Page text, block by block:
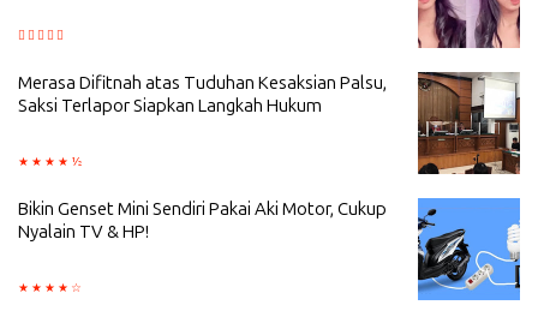
Merasa Difitnah atas Tuduhan Kesaksian Palsu,
Saksi Terlapor Siapkan Langkah Hukum
Bikin Genset Mini Sendiri Pakai Aki Motor, Cukup
Nyalain TV & HP!